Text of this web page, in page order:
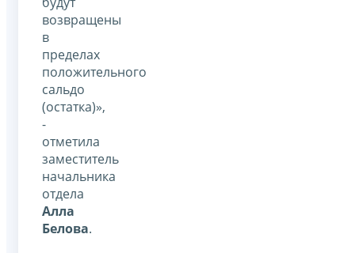
возвращены
в
пределах
положительного
сальдо
(остатка)»,
-
отметила
заместитель
начальника
отдела
Алла
Белова.